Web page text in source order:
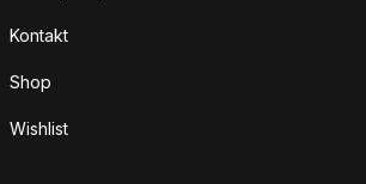
Kontakt
Shop
Wishlist